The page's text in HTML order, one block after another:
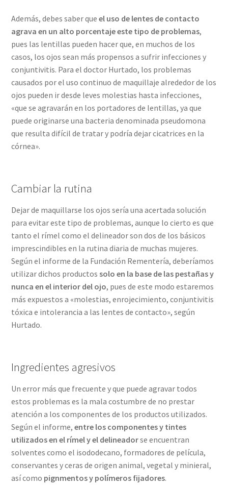
Además, debes saber queel uso de lentes de contacto
agrava en un alto porcentaje este tipo de problemas,
pues las lentillas pueden hacer que, en muchos de los
casos, los ojos sean más propensos a sufrir infecciones y
conjuntivitis. Para el doctor Hurtado, los problemas
causados por el uso continuo de maquillaje alrededor de los
ojos pueden ir desde leves molestias hasta infecciones,
«que se agravarán en los portadores de lentillas, ya que
puede originarse una bacteria denominada pseudomona
que resulta difícil de tratar y podría dejar cicatrices en la
córnea».
Cambiar la rutina
Dejar de maquillarse los ojos sería una acertada solución
para evitar este tipo de problemas, aunque lo cierto es que
tanto el rímel como el delineador son dos de los básicos
imprescindibles en la rutina diaria de muchas mujeres.
Según el informe de la Fundación Rementería, deberíamos
utilizar dichos productossolo en la base de las pestañas y
nunca en el interior del ojo, pues de este modo estaremos
más expuestos a «molestias, enrojecimiento, conjuntivitis
tóxica e intolerancia a las lentes de contacto», según
Hurtado.
Ingredientes agresivos
Un error más que frecuente y que puede agravar todos
estos problemas es la mala costumbre de no prestar
atención a los componentes de los productos utilizados.
Según el informe,entre los componentes y tintes
utilizados en el rímel y el delineadorse encuentran
solventes como el isododecano, formadores de película,
conservantes y ceras de origen animal, vegetal y minieral,
así como pignmentos y polímeros fijadores.